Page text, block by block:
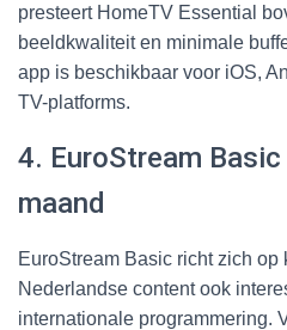
presteert HomeTV Essential
beeldkwaliteit en minimale
app is beschikbaar voor iOS,
TV-platforms.
4. EuroStream
maand
EuroStream Basic richt zich op
Nederlandse content ook
internationale programmering.